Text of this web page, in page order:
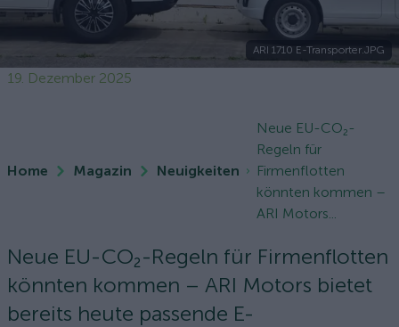
ARI 1710 E-Transporter.JPG
19. Dezember 2025
Home Magazin Neuigkeiten
Neue EU-CO₂-
Regeln für
Firmenflotten
könnten kommen –
ARI Motors...
Neue EU-CO₂-Regeln für Firmenflotten
könnten kommen – ARI Motors bietet
bereits heute passende E-